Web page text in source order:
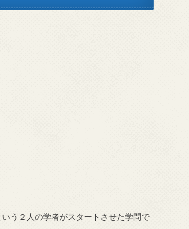
う２人の学者がスタートさせた学問で